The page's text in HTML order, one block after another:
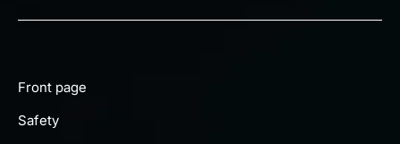
Front page
Safety